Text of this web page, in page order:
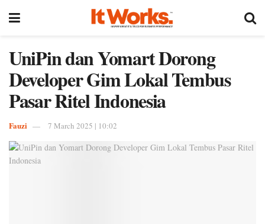
UniPin dan Yomart Dorong
Developer Gim Lokal Tembus
Pasar Ritel Indonesia
Fauzi 7 March 2025 | 10:02